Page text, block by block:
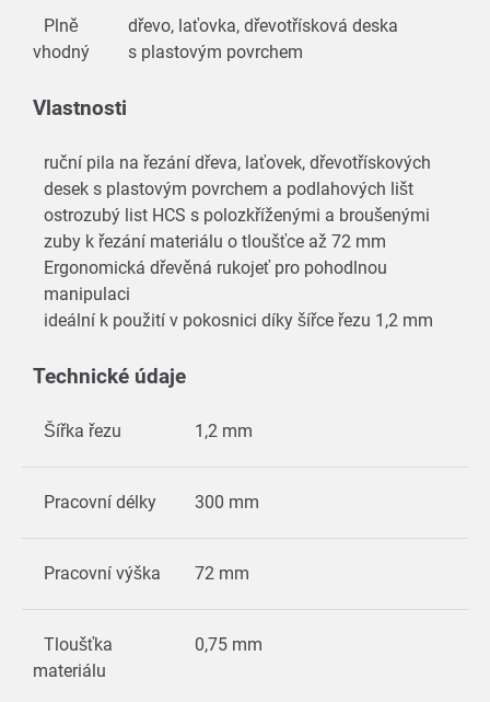
Plně
vhodný
dřevo, laťovka, dřevotřísková deska
s plastovým povrchem
Vlastnosti
ruční pila na řezání dřeva, laťovek, dřevotřískových
desek s plastovým povrchem a podlahových lišt
ostrozubý list HCS s polozkříženými a broušenými
zuby k řezání materiálu o tloušťce až 72 mm
Ergonomická dřevěná rukojeť pro pohodlnou
manipulaci
ideální k použití v pokosnici díky šířce řezu 1,2 mm
Technické údaje
Šířka řezu 1,2 mm
Pracovní délky 300 mm
Pracovní výška 72 mm
Tloušťka
materiálu
0,75 mm